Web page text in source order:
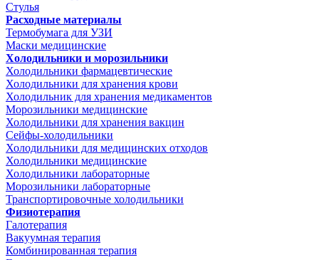
Стулья
Расходные материалы
Термобумага для УЗИ
Маски медицинские
Холодильники и морозильники
Холодильники фармацевтические
Холодильники для хранения крови
Холодильник для хранения медикаментов
Морозильники медицинские
Холодильники для хранения вакцин
Сейфы-холодильники
Холодильники для медицинских отходов
Холодильники медицинские
Холодильники лабораторные
Морозильники лабораторные
Транспортировочные холодильники
Физиотерапия
Галотерапия
Вакуумная терапия
Комбинированная терапия